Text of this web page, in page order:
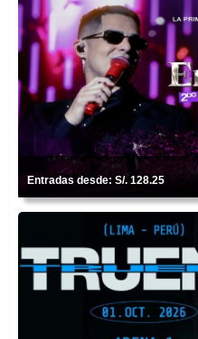
Entradas desde: S/. 128.25